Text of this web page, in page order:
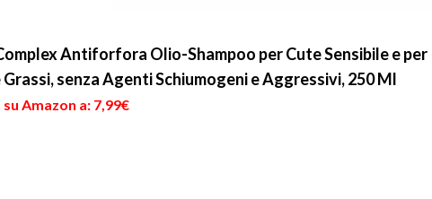
Antiforfora Olio-Shampoo per Cute Sensibile e per
senza Agenti Schiumogeni e Aggressivi, 250 Ml
Amazon a: 7,99€